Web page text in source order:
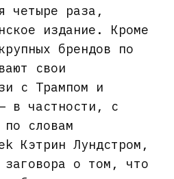
четыре раза,
издание. Кроме
брендов по
свои
с Трампом и
в частности, с
словам
Кэтрин Лундстром,
заговора о том, что